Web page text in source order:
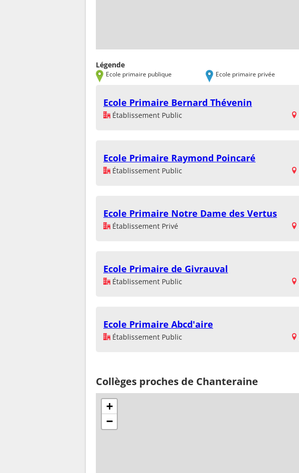
Légende
Ecole primaire publique Ecole primaire privée
Ecole Primaire Bernard Thévenin
Établissement Public
Ecole Primaire Raymond Poincaré
Établissement Public
Ecole Primaire Notre Dame des Vertus
Établissement Privé
Ecole Primaire de Givrauval
Établissement Public
Ecole Primaire Abcd'aire
Établissement Public
Collèges proches de Chanteraine
+
−